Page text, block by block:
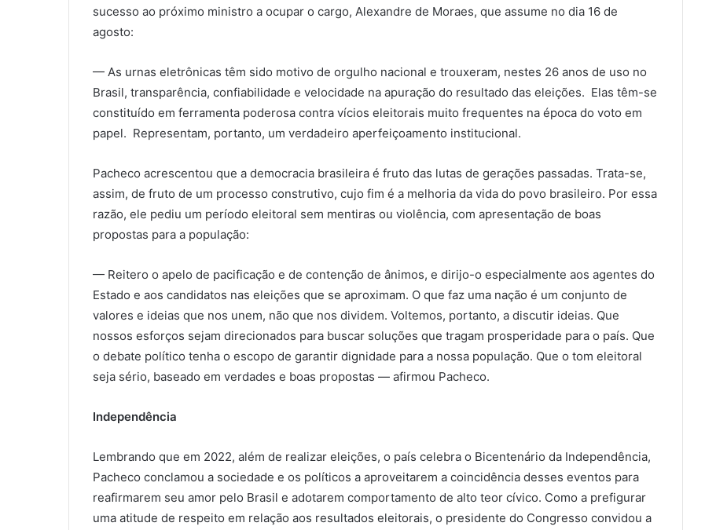
sucesso ao próximo ministro a ocupar o cargo, Alexandre de Moraes, que assume no dia 16 de
agosto:
— As urnas eletrônicas têm sido motivo de orgulho nacional e trouxeram, nestes 26 anos de uso no
Brasil, transparência, confiabilidade e velocidade na apuração do resultado das eleições. Elas têm-se
constituído em ferramenta poderosa contra vícios eleitorais muito frequentes na época do voto em
papel. Representam, portanto, um verdadeiro aperfeiçoamento institucional.
Pacheco acrescentou que a democracia brasileira é fruto das lutas de gerações passadas. Trata-se,
assim, de fruto de um processo construtivo, cujo fim é a melhoria da vida do povo brasileiro. Por essa
razão, ele pediu um período eleitoral sem mentiras ou violência, com apresentação de boas
propostas para a população:
— Reitero o apelo de pacificação e de contenção de ânimos, e dirijo-o especialmente aos agentes do
Estado e aos candidatos nas eleições que se aproximam. O que faz uma nação é um conjunto de
valores e ideias que nos unem, não que nos dividem. Voltemos, portanto, a discutir ideias. Que
nossos esforços sejam direcionados para buscar soluções que tragam prosperidade para o país. Que
o debate político tenha o escopo de garantir dignidade para a nossa população. Que o tom eleitoral
seja sério, baseado em verdades e boas propostas — afirmou Pacheco.
Independência
Lembrando que em 2022, além de realizar eleições, o país celebra o Bicentenário da Independência,
Pacheco conclamou a sociedade e os políticos a aproveitarem a coincidência desses eventos para
reafirmarem seu amor pelo Brasil e adotarem comportamento de alto teor cívico. Como a prefigurar
uma atitude de respeito em relação aos resultados eleitorais, o presidente do Congresso convidou a